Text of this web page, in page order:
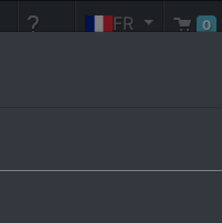
FR 0